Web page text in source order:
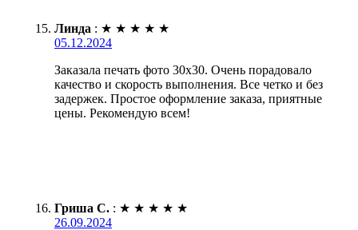
Линда : ★ ★ ★ ★ ★
05.12.2024
Заказала печать фото 30х30. Очень порадовало
качество и скорость выполнения. Все четко и без
задержек. Простое оформление заказа, приятные
цены. Рекомендую всем!
Гриша С. : ★ ★ ★ ★ ★
26.09.2024